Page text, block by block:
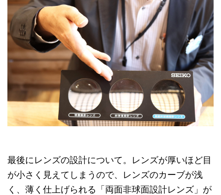
最後にレンズの設計について。レンズが厚いほど目
が小さく見えてしまうので、レンズのカーブが浅
く、薄く仕上げられる「両面非球面設計レンズ」が